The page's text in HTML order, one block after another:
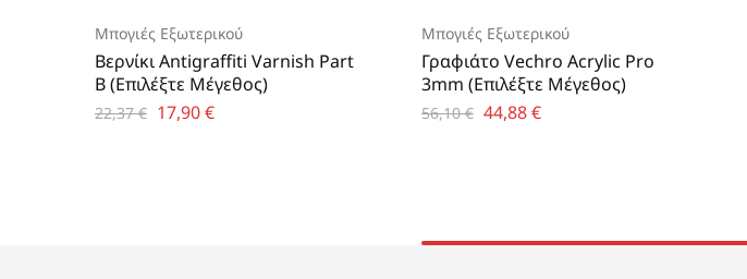
Μπογιές Εξωτερικού
Βερνίκι Antigraffiti Varnish Part
B (Επιλέξτε Μέγεθος)
22,37€ 17,90€
Μπογιές Εξωτερικού
Γραφιάτο Vechro Acrylic Pro
3mm (Επιλέξτε Μέγεθος)
56,10€ 44,88€